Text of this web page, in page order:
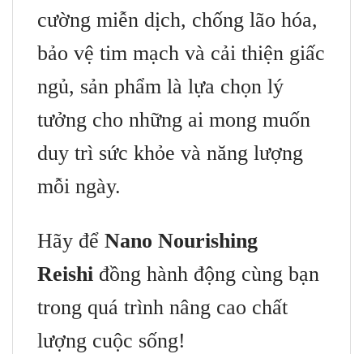
cường miễn dịch, chống lão hóa,
bảo vệ tim mạch và cải thiện giấc
ngủ, sản phẩm là lựa chọn lý
tưởng cho những ai mong muốn
duy trì sức khỏe và năng lượng
mỗi ngày.
Hãy để Nano Nourishing
Reishi đồng hành động cùng bạn
trong quá trình nâng cao chất
lượng cuộc sống!